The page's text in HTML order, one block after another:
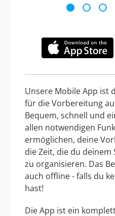
Unsere Mobile App ist
für die Vorbereitung
Bequem, schnell und
allen notwendigen
ermöglichen, deine
die Zeit, die du
zu organisieren. Das
auch offline - falls du
hast!
Die App ist ein